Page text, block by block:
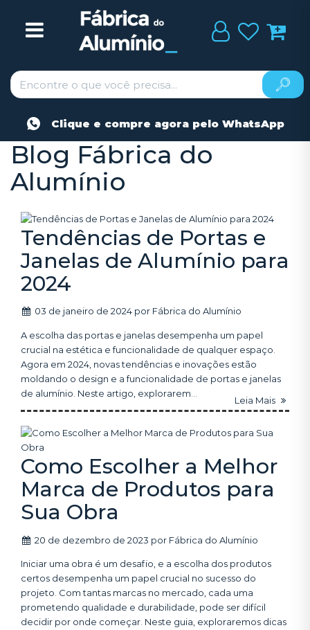
Clique e compre agora pelo WhatsApp
Blog Fábrica do
Alumínio
Tendências de Portas e
Janelas de Alumínio para
2024
03 de janeiro de 2024 por Fábrica do Alumínio
A escolha das portas e janelas desempenha um papel
crucial na estética e funcionalidade de qualquer espaço.
Agora em 2024, novas tendências e inovações estão
moldando o design e a funcionalidade de portas e janelas
de alumínio. Neste artigo, explorarem...
Leia Mais
Como Escolher a Melhor
Marca de Produtos para
Sua Obra
20 de dezembro de 2023 por Fábrica do Alumínio
Iniciar uma obra é um desafio, e a escolha dos produtos
certos desempenha um papel crucial no sucesso do
projeto. Com tantas marcas no mercado, cada uma
prometendo qualidade e durabilidade, pode ser difícil
decidir por onde começar. Neste guia, exploraremos dicas